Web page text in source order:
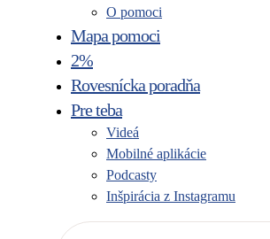
O pomoci
Mapa pomoci
2%
Rovesnícka poradňa
Pre teba
Videá
Mobilné aplikácie
Podcasty
Inšpirácia z Instagramu